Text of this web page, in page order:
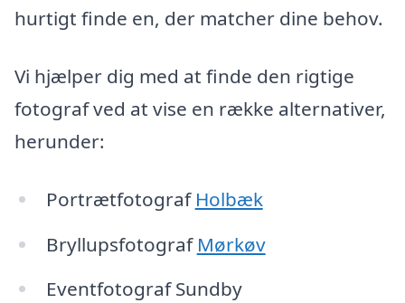
hurtigt finde en, der matcher dine behov.
Vi hjælper dig med at finde den rigtige
fotograf ved at vise en række alternativer,
herunder:
Portrætfotograf Holbæk
Bryllupsfotograf Mørkøv
Eventfotograf Sundby